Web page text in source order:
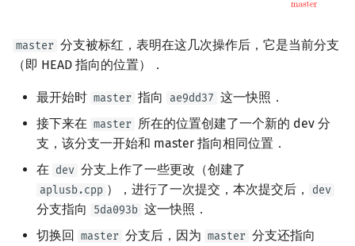
master 分支被标红，表明在这几次操作后，它是当前分支
（即 HEAD 指向的位置）．
最开始时 master 指向 ae9dd37 这一快照．
接下来在 master 所在的位置创建了一个新的 dev 分
支，该分支一开始和 master 指向相同位置．
在 dev 分支上作了一些更改（创建了
aplusb.cpp ），进行了一次提交，本次提交后， dev
分支指向 5da093b 这一快照．
切换回 master 分支后，因为 master 分支还指向